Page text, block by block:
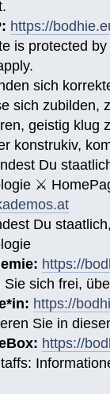
https://
is protected
sich
sich zubilden,
geistig klug
konstrukiv,
Du
⚔
Du
https://
Sie sich frei,
https://
Sie in
https://